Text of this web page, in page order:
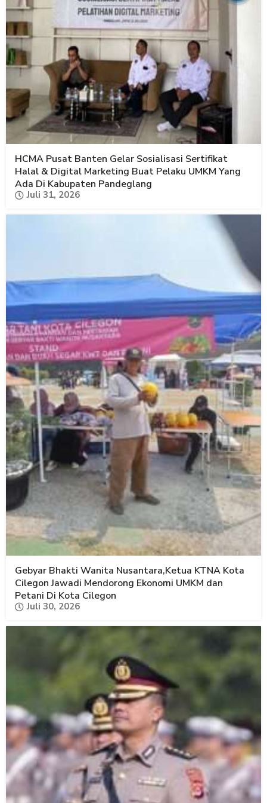
HCMA Pusat Banten Gelar Sosialisasi Sertifikat
Halal & Digital Marketing Buat Pelaku UMKM Yang
Ada Di Kabupaten Pandeglang
Juli 31, 2026
Gebyar Bhakti Wanita Nusantara,Ketua KTNA Kota
Cilegon Jawadi Mendorong Ekonomi UMKM dan
Petani Di Kota Cilegon
Juli 30, 2026